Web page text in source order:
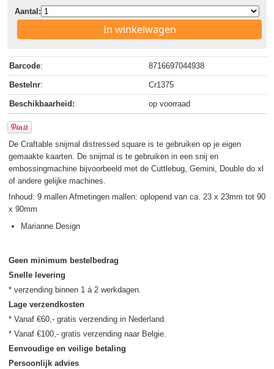
Aantal:
In winkelwagen
Barcode: 8716697044938
Bestelnr: Cr1375
Beschikbaarheid: op voorraad
De Craftable snijmal distressed square is te gebruiken op je eigen
gemaakte kaarten. De snijmal is te gebruiken in een snij en
embossingmachine bijvoorbeeld met de Cuttlebug, Gemini, Double do xl
of andere gelijke machines.
Inhoud: 9 mallen Afmetingen mallen: oplopend van ca. 23 x 23mm tot 90
x 90mm
Marianne Design
Geen minimum bestelbedrag
Snelle levering
Lage verzendkosten
* Vanaf €60,- gratis verzending in Nederland.
Eenvoudige en veilige betaling
Persoonlijk advies